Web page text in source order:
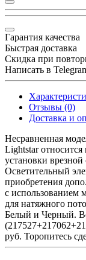
Гарантия качества
Быстрая доставка
Скидка при
Написать в
Отзывы (0)
Доставка и
Несравненная
Lightstar
установки
Осветительный
приобретения
с использованием
для натяжного
Белый и Черный.
руб. Торопитесь